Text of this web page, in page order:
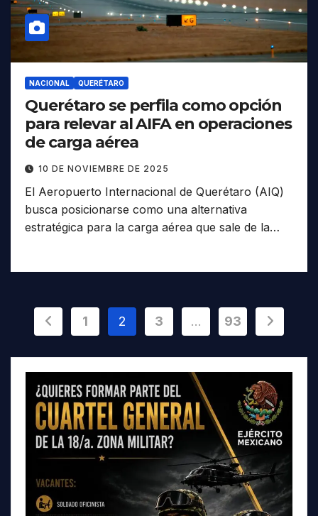
NACIONAL QUERÉTARO
Querétaro se perfila como opción
para relevar al AIFA en operaciones
de carga aérea
10 DE NOVIEMBRE DE 2025
El Aeropuerto Internacional de Querétaro (AIQ)
busca posicionarse como una alternativa
estratégica para la carga aérea que sale de la…
Paginación
de
entradas
1 2 3 … 93